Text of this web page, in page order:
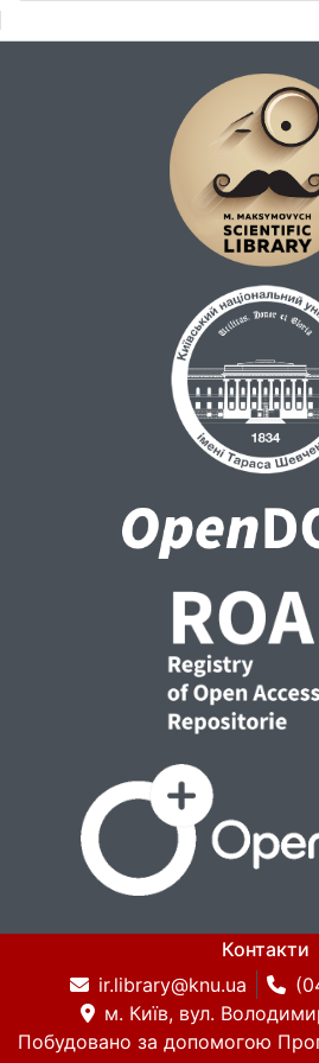
Контакти
ir.library@knu.ua
м. Київ, вул.
Побудовано за допомогою